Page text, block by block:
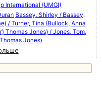
International (UMGI)
Bassey, Shirley / Bassey,
/ Turner, Tina (Bullock, Anna
Thomas Jones) / Jones, Tom,
Jones)